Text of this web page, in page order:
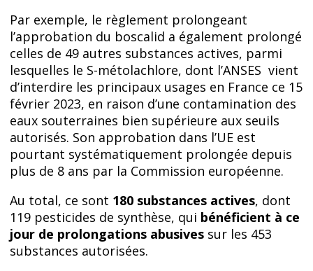
Par exemple, le règlement prolongeant
l’approbation du boscalid a également prolongé
celles de 49 autres substances actives, parmi
lesquelles le S-métolachlore, dont l’ANSES vient
d’interdire les principaux usages en France ce 15
février 2023, en raison d’une contamination des
eaux souterraines bien supérieure aux seuils
autorisés. Son approbation dans l’UE est
pourtant systématiquement prolongée depuis
plus de 8 ans par la Commission européenne.
Au total, ce sont 180 substances actives, dont
119 pesticides de synthèse, qui bénéficient à ce
jour de prolongations abusives sur les 453
substances autorisées.